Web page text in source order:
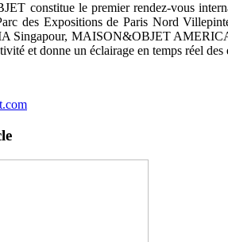
constitue le premier rendez-vous
des Expositions de Paris Nord
Singapour, MAISON&OBJET
et donne un éclairage en temps réel